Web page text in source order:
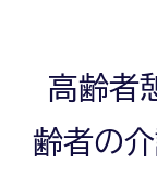
高齢者
齢者の